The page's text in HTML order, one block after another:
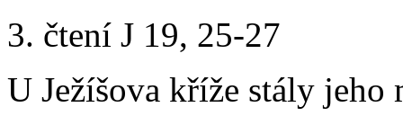
3. čtení J 19, 25-27
U Ježíšova kříže stály jeho